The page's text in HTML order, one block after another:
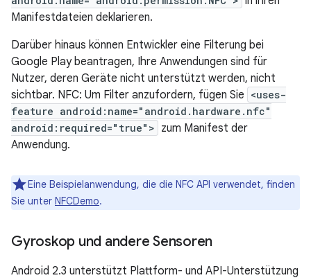
Manifestdateien deklarieren.
Darüber hinaus können Entwickler eine Filterung bei
Google Play beantragen, Ihre Anwendungen sind für
Nutzer, deren Geräte nicht unterstützt werden, nicht
sichtbar. NFC: Um Filter anzufordern, fügen Sie <uses-
feature android:name="android.hardware.nfc"
android:required="true"> zum Manifest der
Anwendung.
Eine Beispielanwendung, die die NFC API verwendet, finden
Sie unter NFCDemo.
Gyroskop und andere Sensoren
Android 2.3 unterstützt Plattform- und API-Unterstützung